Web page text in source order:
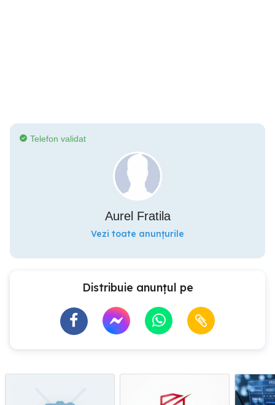
Telefon validat
Aurel Fratila
Vezi toate anunțurile
Distribuie anunțul pe